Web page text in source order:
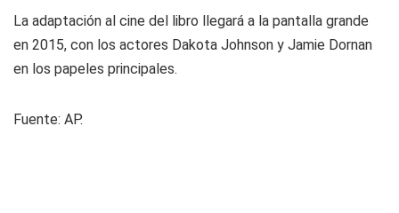
La adaptación al cine del libro llegará a la pantalla grande
en 2015, con los actores Dakota Johnson y Jamie Dornan
en los papeles principales.
Fuente: AP.